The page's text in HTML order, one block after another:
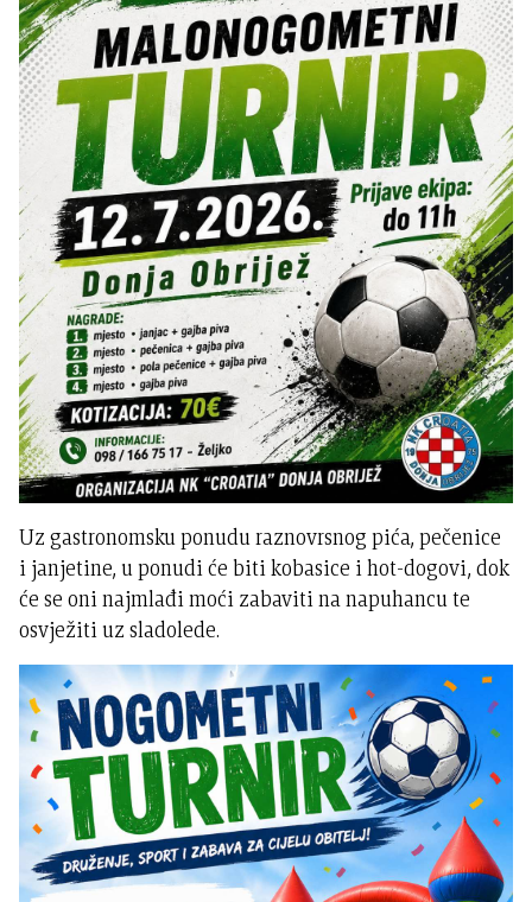
Uz gastronomsku ponudu raznovrsnog pića, pečenice
i janjetine, u ponudi će biti kobasice i hot-dogovi, dok
će se oni najmlađi moći zabaviti na napuhancu te
osvježiti uz sladolede.